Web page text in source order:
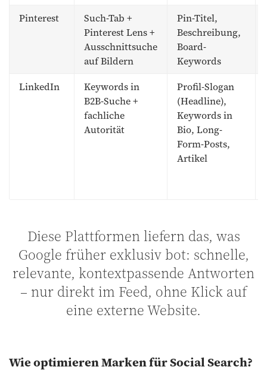
Pinterest
Such-Tab +
Pinterest Lens +
Ausschnittsuche
auf Bildern
Pin-Titel,
Beschreibung,
Board-
Keywords
LinkedIn
Keywords in
B2B-Suche +
fachliche
Autorität
Profil-Slogan
(Headline),
Keywords in
Bio, Long-
Form-Posts,
Artikel
Diese Plattformen liefern das, was
Google früher exklusiv bot: schnelle,
relevante, kontextpassende Antworten
– nur direkt im Feed, ohne Klick auf
eine externe Website.
Wie optimieren Marken für Social Search?